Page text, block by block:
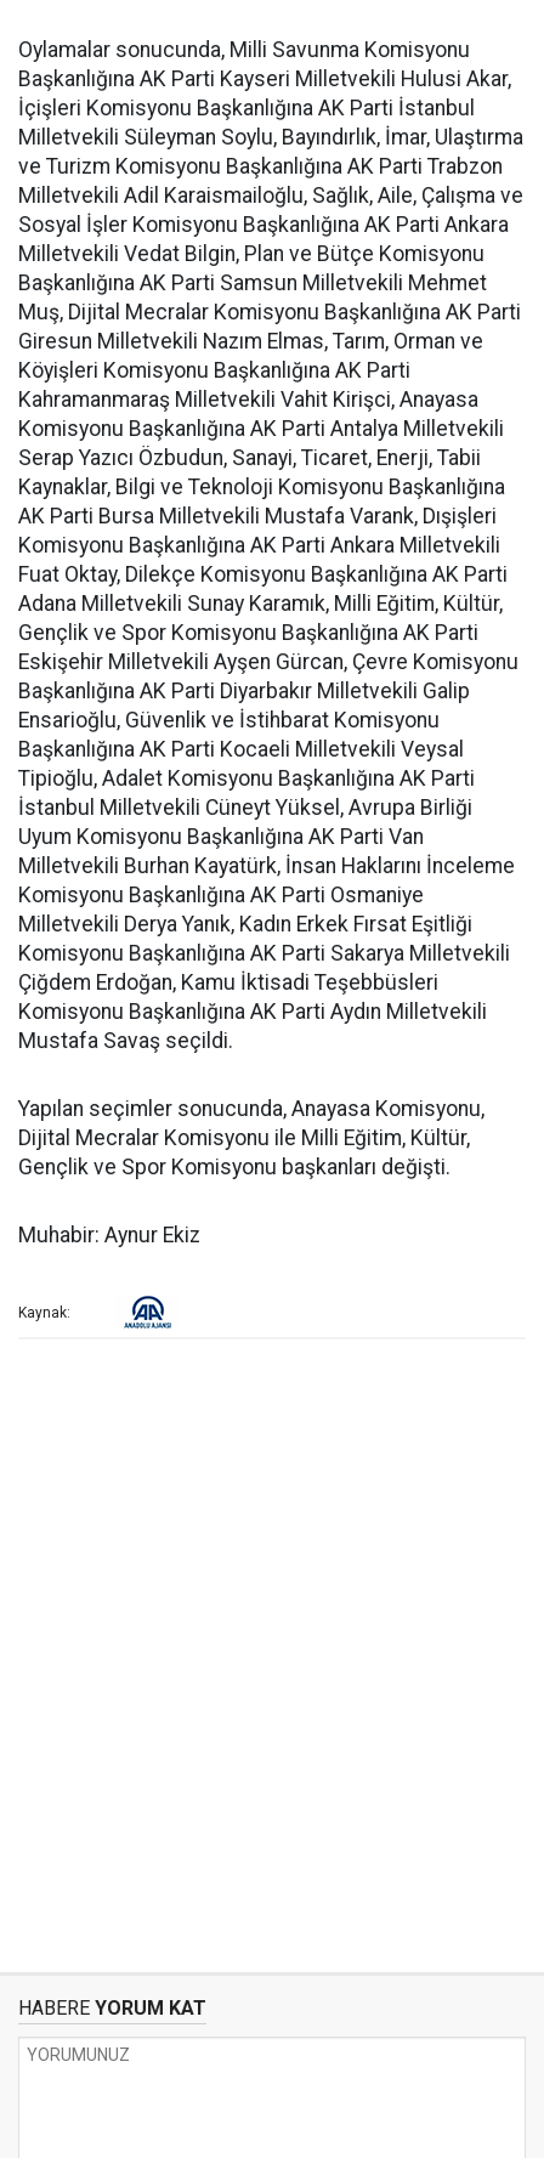
Oylamalar sonucunda, Milli Savunma Komisyonu
Başkanlığına AK Parti Kayseri Milletvekili Hulusi Akar,
İçişleri Komisyonu Başkanlığına AK Parti İstanbul
Milletvekili Süleyman Soylu, Bayındırlık, İmar, Ulaştırma
ve Turizm Komisyonu Başkanlığına AK Parti Trabzon
Milletvekili Adil Karaismailoğlu, Sağlık, Aile, Çalışma ve
Sosyal İşler Komisyonu Başkanlığına AK Parti Ankara
Milletvekili Vedat Bilgin, Plan ve Bütçe Komisyonu
Başkanlığına AK Parti Samsun Milletvekili Mehmet
Muş, Dijital Mecralar Komisyonu Başkanlığına AK Parti
Giresun Milletvekili Nazım Elmas, Tarım, Orman ve
Köyişleri Komisyonu Başkanlığına AK Parti
Kahramanmaraş Milletvekili Vahit Kirişci, Anayasa
Komisyonu Başkanlığına AK Parti Antalya Milletvekili
Serap Yazıcı Özbudun, Sanayi, Ticaret, Enerji, Tabii
Kaynaklar, Bilgi ve Teknoloji Komisyonu Başkanlığına
AK Parti Bursa Milletvekili Mustafa Varank, Dışişleri
Komisyonu Başkanlığına AK Parti Ankara Milletvekili
Fuat Oktay, Dilekçe Komisyonu Başkanlığına AK Parti
Adana Milletvekili Sunay Karamık, Milli Eğitim, Kültür,
Gençlik ve Spor Komisyonu Başkanlığına AK Parti
Eskişehir Milletvekili Ayşen Gürcan, Çevre Komisyonu
Başkanlığına AK Parti Diyarbakır Milletvekili Galip
Ensarioğlu, Güvenlik ve İstihbarat Komisyonu
Başkanlığına AK Parti Kocaeli Milletvekili Veysal
Tipioğlu, Adalet Komisyonu Başkanlığına AK Parti
İstanbul Milletvekili Cüneyt Yüksel, Avrupa Birliği
Uyum Komisyonu Başkanlığına AK Parti Van
Milletvekili Burhan Kayatürk, İnsan Haklarını İnceleme
Komisyonu Başkanlığına AK Parti Osmaniye
Milletvekili Derya Yanık, Kadın Erkek Fırsat Eşitliği
Komisyonu Başkanlığına AK Parti Sakarya Milletvekili
Çiğdem Erdoğan, Kamu İktisadi Teşebbüsleri
Komisyonu Başkanlığına AK Parti Aydın Milletvekili
Mustafa Savaş seçildi.
Yapılan seçimler sonucunda, Anayasa Komisyonu,
Dijital Mecralar Komisyonu ile Milli Eğitim, Kültür,
Gençlik ve Spor Komisyonu başkanları değişti.
Muhabir: Aynur Ekiz
Kaynak:
HABERE YORUM KAT